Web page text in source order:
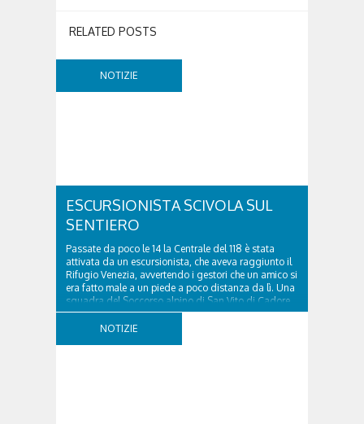
RELATED POSTS
NOTIZIE
ESCURSIONISTA SCIVOLA SUL
SENTIERO
Passate da poco le 14 la Centrale del 118 è stata
attivata da un escursionista, che aveva raggiunto il
Rifugio Venezia, avvertendo i gestori che un amico si
era fatto male a un piede a poco distanza da lì. Una
squadra del Soccorso alpino di San Vito di Cadore
ha quindi raggiunto l'infortunato...
NOTIZIE